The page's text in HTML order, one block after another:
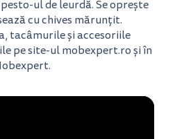
ul de leurdă. Se oprește
cu chives mărunțit.
tacâmurile și accesoriile
pe site-ul mobexpert.ro și în